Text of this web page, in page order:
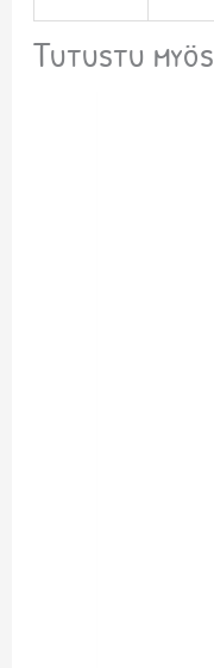
Tutustu myös